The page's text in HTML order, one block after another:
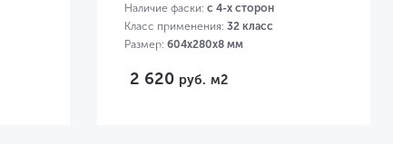
Наличие фаски: с 4-х сторон
Класс применения: 32 класс
Размер: 604х280х8 мм
2 620 руб. м2